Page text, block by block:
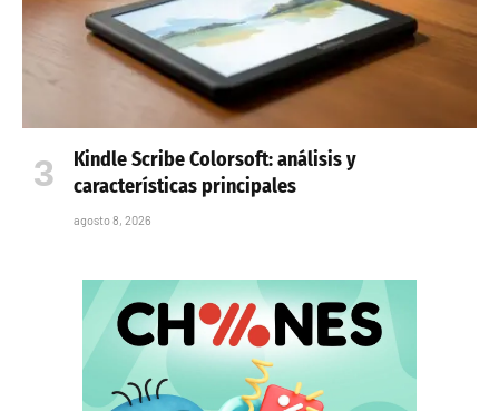
Kindle Scribe Colorsoft: análisis y
características principales
agosto 8, 2026